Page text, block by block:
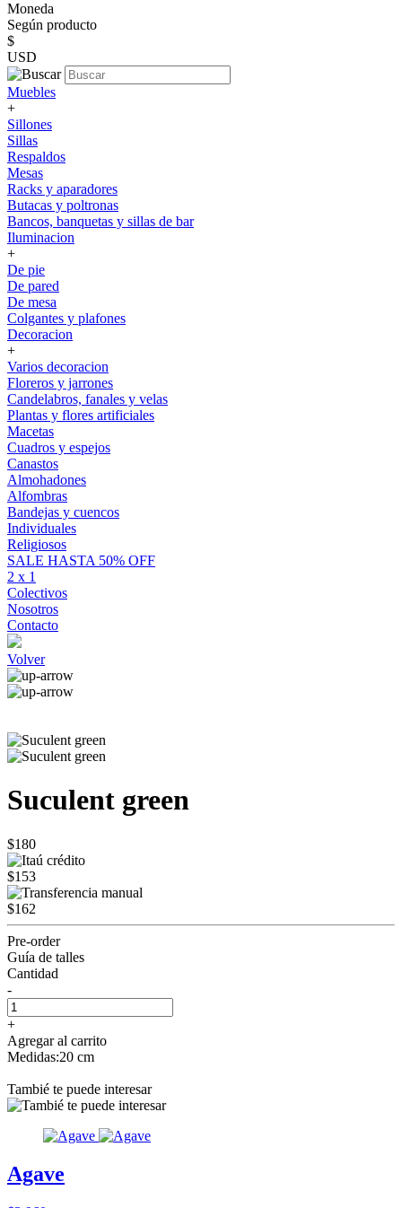
Moneda
Según producto
$
USD
Muebles
+
Sillones
Sillas
Respaldos
Mesas
Racks y aparadores
Butacas y poltronas
Bancos, banquetas y sillas de bar
Iluminacion
+
De pie
De pared
De mesa
Colgantes y plafones
Decoracion
+
Varios decoracion
Floreros y jarrones
Candelabros, fanales y velas
Plantas y flores artificiales
Macetas
Cuadros y espejos
Canastos
Almohadones
Alfombras
Bandejas y cuencos
Individuales
Religiosos
SALE HASTA 50% OFF
2 x 1
Colectivos
Nosotros
Contacto
Volver
Suculent green
$180
$153
$162
Pre-order
Guía de talles
Cantidad
-
+
Agregar al carrito
Medidas:20 cm
Tambié te puede interesar
Agave